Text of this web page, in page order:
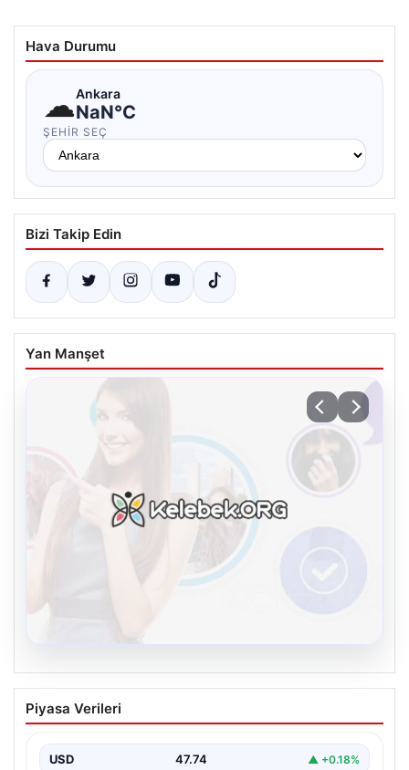
Hava Durumu
☁Ankara
NaN°C
ŞEHIR SEÇ
Bizi Takip Edin
Yan Manşet
08.08.2026
Kelebek chat adresi İle Sanal İletişimin
Seviyeli Adresi Ve Sohbet Deneyimi
kurması kritik bir değer barındırmaktadır. Güncel
Piyasa Verileri
USD 47.74 ▲ +0.18%